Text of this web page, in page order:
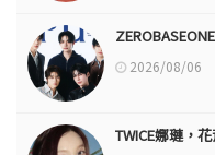
2026/08/06
TWICE娜璉，